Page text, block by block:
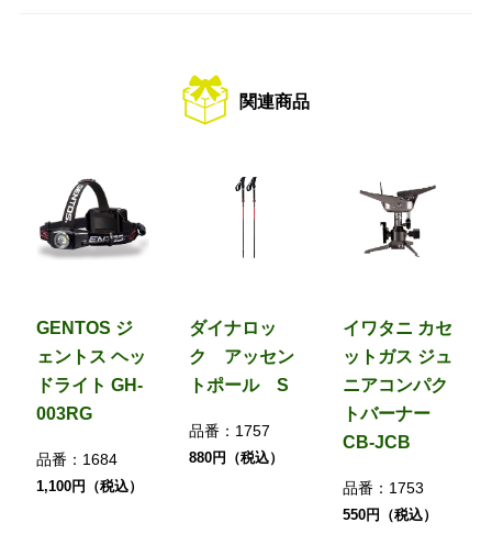
関連商品
GENTOS ジ
ェントス ヘッ
ドライト GH-
003RG
品番： 1684
1,100円（税込）
ダイナロッ
ク アッセン
トポール S
品番： 1757
880円（税込）
イワタニ カセ
ットガス ジュ
ニアコンパク
トバーナー
CB-JCB
品番： 1753
550円（税込）